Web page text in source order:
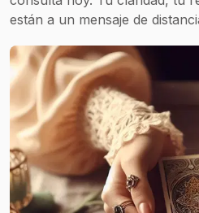
están a un mensaje de